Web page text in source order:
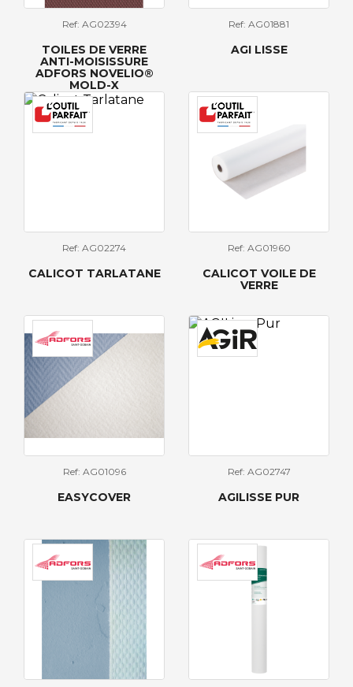
Ref: AG02394
TOILES DE VERRE
ANTI-MOISISSURE
ADFORS NOVELIO®
MOLD-X
Ref: AG01881
AGI LISSE
Ref: AG02274
CALICOT TARLATANE
Ref: AG01960
CALICOT VOILE DE
VERRE
Ref: AG01096
EASYCOVER
Ref: AG02747
AGILISSE PUR